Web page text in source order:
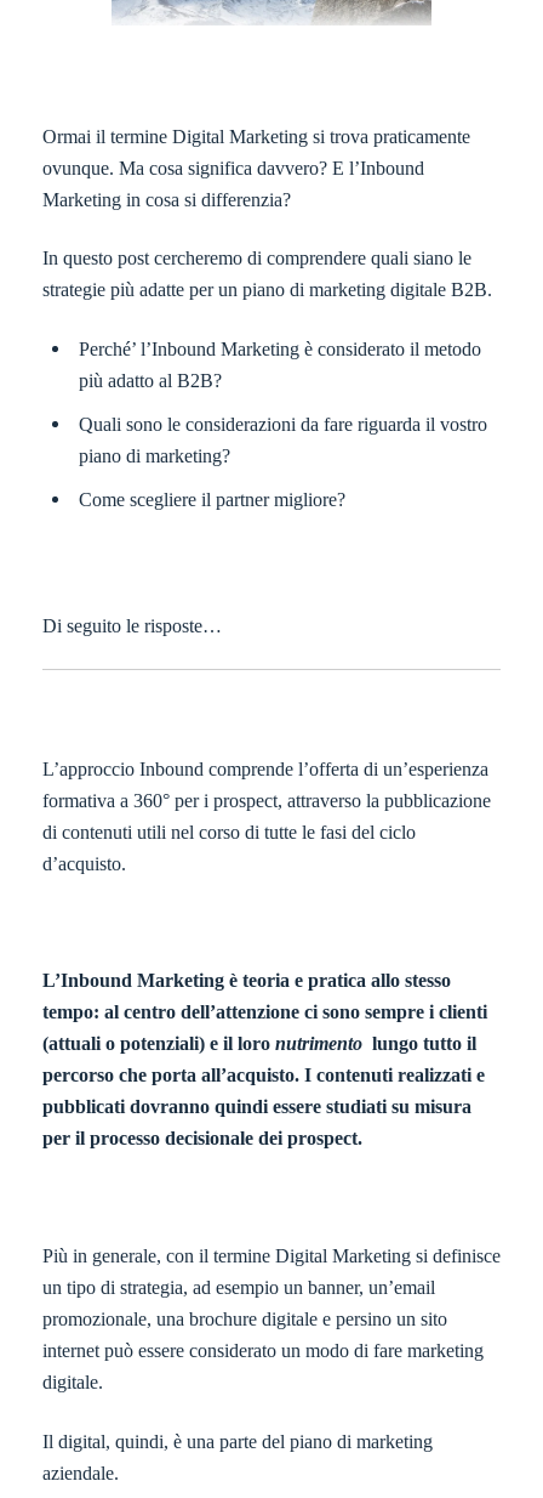
Ormai il termine Digital Marketing si trova praticamente
ovunque. Ma cosa significa davvero? E l’Inbound
Marketing in cosa si differenzia?
In questo post cercheremo di comprendere quali siano le
strategie più adatte per un piano di marketing digitale B2B.
Perché’ l’Inbound Marketing è considerato il metodo
più adatto al B2B?
Quali sono le considerazioni da fare riguarda il vostro
piano di marketing?
Come scegliere il partner migliore?
Di seguito le risposte…
L’approccio Inbound comprende l’offerta di un’esperienza
formativa a 360° per i prospect, attraverso la pubblicazione
di contenuti utili nel corso di tutte le fasi del ciclo
d’acquisto.
L’Inbound Marketing è teoria e pratica allo stesso
tempo: al centro dell’attenzione ci sono sempre i clienti
(attuali o potenziali) e il loro nutrimento lungo tutto il
percorso che porta all’acquisto. I contenuti realizzati e
pubblicati dovranno quindi essere studiati su misura
per il processo decisionale dei prospect.
Più in generale, con il termine Digital Marketing si definisce
un tipo di strategia, ad esempio un banner, un’email
promozionale, una brochure digitale e persino un sito
internet può essere considerato un modo di fare marketing
digitale.
Il digital, quindi, è una parte del piano di marketing
aziendale.